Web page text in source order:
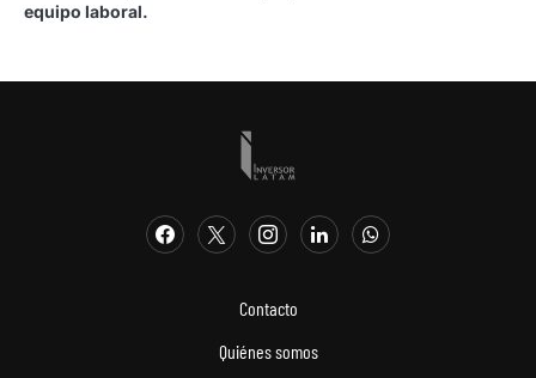
equipo laboral.
Contacto
Quiénes somos